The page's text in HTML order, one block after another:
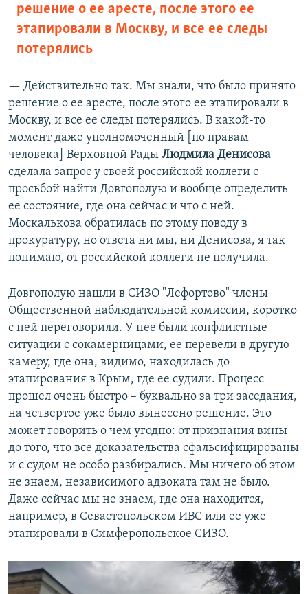
решение о ее аресте, после этого ее
этапировали в Москву, и все ее следы
потерялись
— Действительно так. Мы знали, что было принято
решение о ее аресте, после этого ее этапировали в
Москву, и все ее следы потерялись. В какой-то
момент даже уполномоченный [по правам
человека] Верховной Рады Людмила Денисова
сделала запрос у своей российской коллеги с
просьбой найти Довгополую и вообще определить
ее состояние, где она сейчас и что с ней.
Москалькова обратилась по этому поводу в
прокуратуру, но ответа ни мы, ни Денисова, я так
понимаю, от российской коллеги не получила.
Довгополую нашли в СИЗО "Лефортово" члены
Общественной наблюдательной комиссии, коротко
с ней переговорили. У нее были конфликтные
ситуации с сокамерницами, ее перевели в другую
камеру, где она, видимо, находилась до
этапирования в Крым, где ее судили. Процесс
прошел очень быстро – буквально за три заседания,
на четвертое уже было вынесено решение. Это
может говорить о чем угодно: от признания вины
до того, что все доказательства сфальсифицированы
и с судом не особо разбирались. Мы ничего об этом
не знаем, независимого адвоката там не было.
Даже сейчас мы не знаем, где она находится,
например, в Севастопольском ИВС или ее уже
этапировали в Симферопольское СИЗО.